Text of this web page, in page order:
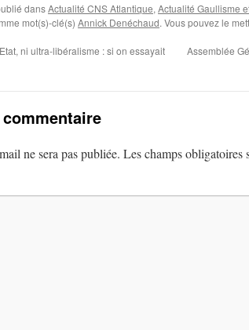
dansActualité CNS Atlantique, Actualité Gaullisme
mot(s)-clé(s) Annick Denéchaud. Vous pouvez le
ni ultra-libéralisme : si on essayait
Assemblée
ne sera pas publiée. Les champs obligatoires